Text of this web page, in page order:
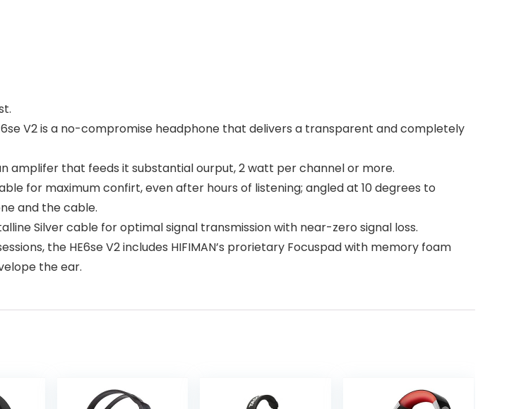
V2 is a no-compromise headphone that delivers a transparent and completely
amplifer that feeds it substantial ourput, 2 watt per channel or more.
for maximum confirt, even after hours of listening; angled at 10 degrees to
and the cable.
Silver cable for optimal signal transmission with near-zero signal loss.
the HE6se V2 includes HIFIMAN’s prorietary Focuspad with memory foam
the ear.